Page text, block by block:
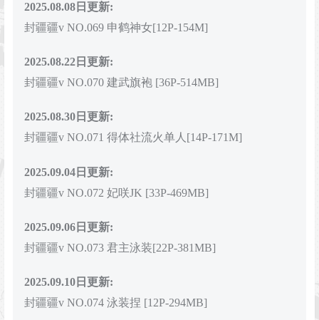
2025.08.08日更新:
封疆疆v NO.069 申鹤神女[12P-154M]
2025.08.22日更新:
封疆疆v NO.070 建武旗袍 [36P-514MB]
2025.08.30日更新:
封疆疆v NO.071 得体社流火单人[14P-171M]
2025.09.04日更新:
封疆疆v NO.072 妃咲JK [33P-469MB]
2025.09.06日更新:
封疆疆v NO.073 君主泳装[22P-381MB]
2025.09.10 日更新:
封疆疆v NO.074 泳装捏 [12P-294MB]